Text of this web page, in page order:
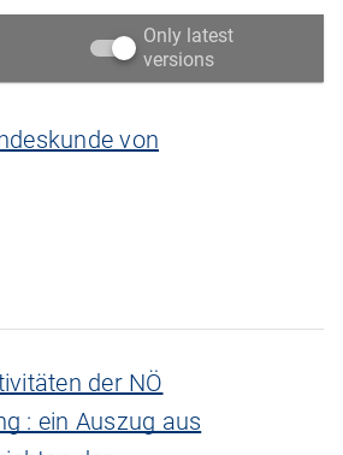
Only latest
versions
von
der NÖ
: ein Auszug aus